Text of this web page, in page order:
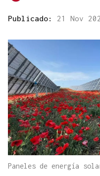
Publicado: 21 Nov
Paneles de energía